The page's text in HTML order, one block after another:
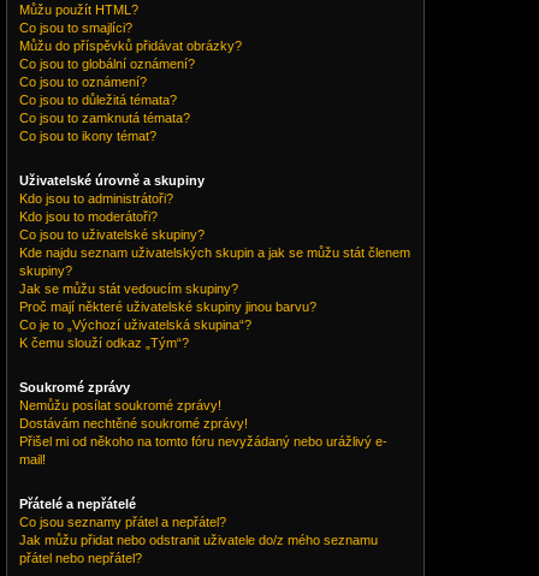
Můžu použít HTML?
Co jsou to smajlíci?
Můžu do příspěvků přidávat obrázky?
Co jsou to globální oznámení?
Co jsou to oznámení?
Co jsou to důležitá témata?
Co jsou to zamknutá témata?
Co jsou to ikony témat?
Uživatelské úrovně a skupiny
Kdo jsou to administrátoři?
Kdo jsou to moderátoři?
Co jsou to uživatelské skupiny?
Kde najdu seznam uživatelských skupin a jak se můžu stát členem
skupiny?
Jak se můžu stát vedoucím skupiny?
Proč mají některé uživatelské skupiny jinou barvu?
Co je to „Výchozí uživatelská skupina“?
K čemu slouží odkaz „Tým“?
Soukromé zprávy
Nemůžu posílat soukromé zprávy!
Dostávám nechtěné soukromé zprávy!
Přišel mi od někoho na tomto fóru nevyžádaný nebo urážlivý e-
mail!
Přátelé a nepřátelé
Co jsou seznamy přátel a nepřátel?
Jak můžu přidat nebo odstranit uživatele do/z mého seznamu
přátel nebo nepřátel?